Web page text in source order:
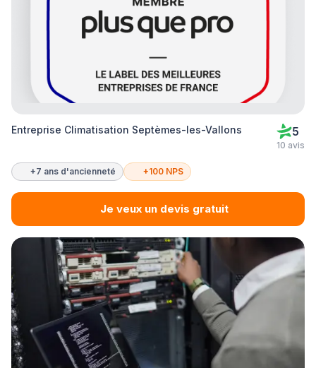
Entreprise Climatisation Septèmes-les-Vallons 5
10 avis
+7 ans d'ancienneté +100 NPS
Je veux un devis gratuit